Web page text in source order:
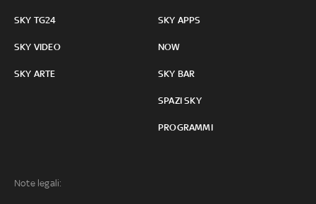
SKY TG24
SKY VIDEO
SKY ARTE
SKY APPS
NOW
SKY BAR
SPAZI SKY
PROGRAMMI
Note legali: